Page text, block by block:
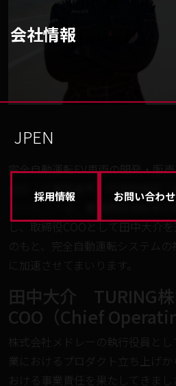
会社情報
EN
JP
採用情報 お問い合わせ
完全自動運転EV車両の開発・販
会社（千葉県柏市、代表取締役
リング」）は、事業開発体制及
し、取締役COOとして田中大介
のもと、完全自動運転システム
に加速させてまいります。
田中大介 TURING
COO（Chief
株式会社メドレーの執行役員とし
業におけるプロダクト立ち上げか
おける事業責任を果たしてきま